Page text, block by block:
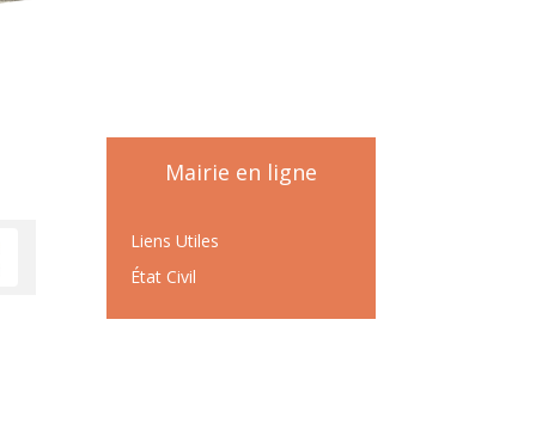
Mairie en ligne
Liens Utiles
État Civil